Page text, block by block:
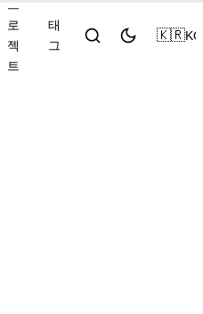
프
로
젝
트
태
그
🇰🇷KO